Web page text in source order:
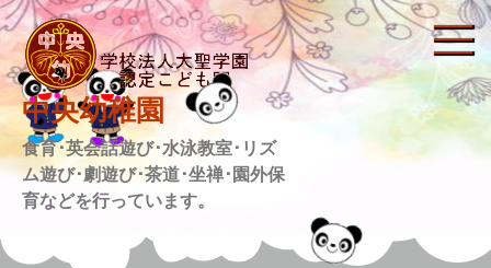
Skip
to
content
中央幼稚園
食育･英会話遊び･水泳教室･リズ
ム遊び･劇遊び･茶道･坐禅･園外保
育などを行っています。